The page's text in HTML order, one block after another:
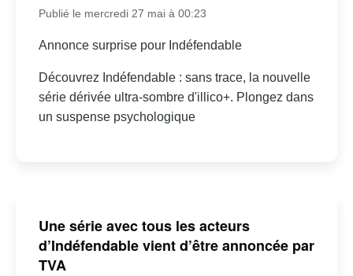
Publié le mercredi 27 mai à 00:23
Annonce surprise pour Indéfendable
Découvrez Indéfendable : sans trace, la nouvelle
série dérivée ultra-sombre d'illico+. Plongez dans
un suspense psychologique
Une série avec tous les acteurs
d’Indéfendable vient d’être annoncée par
TVA